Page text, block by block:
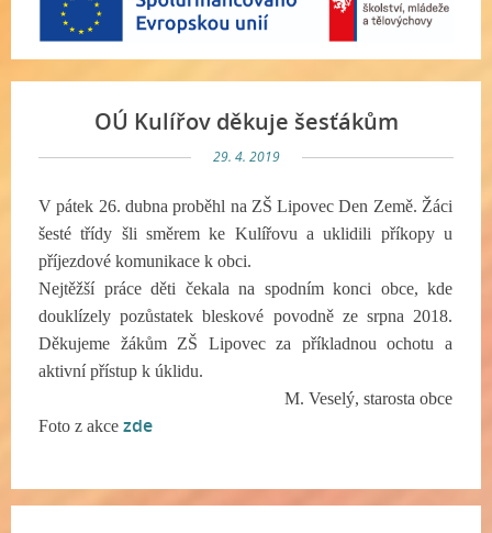
OÚ Kulířov děkuje šesťákům
29. 4. 2019
V pátek 26. dubna proběhl na ZŠ Lipovec Den Země. Žáci
šesté třídy šli směrem ke Kulířovu a uklidili příkopy u
příjezdové komunikace k obci.
Nejtěžší práce děti čekala na spodním konci obce, kde
douklízely pozůstatek bleskové povodně ze srpna 2018.
Děkujeme žákům ZŠ Lipovec za příkladnou ochotu a
aktivní přístup k úklidu.
M. Veselý, starosta obce
Foto z akce zde